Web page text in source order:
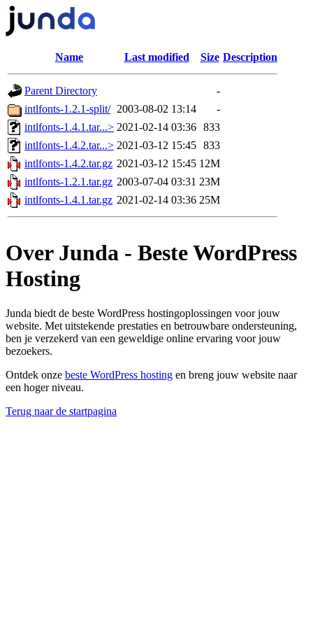
Name Last modified Size Description
Parent Directory
-
intlfonts-1.2.1-split/ 2003-08-02 13:14
-
intlfonts-1.4.1.tar...> 2021-02-14 03:36 833
intlfonts-1.4.2.tar...> 2021-03-12 15:45 833
intlfonts-1.4.2.tar.gz 2021-03-12 15:45 12M
intlfonts-1.2.1.tar.gz 2003-07-04 03:31 23M
intlfonts-1.4.1.tar.gz 2021-02-14 03:36 25M
Over Junda - Beste WordPress
Hosting
Junda biedt de beste WordPress hostingoplossingen voor jouw
website. Met uitstekende prestaties en betrouwbare ondersteuning,
ben je verzekerd van een geweldige online ervaring voor jouw
bezoekers.
Ontdek onze beste WordPress hosting en breng jouw website naar
een hoger niveau.
Terug naar de startpagina